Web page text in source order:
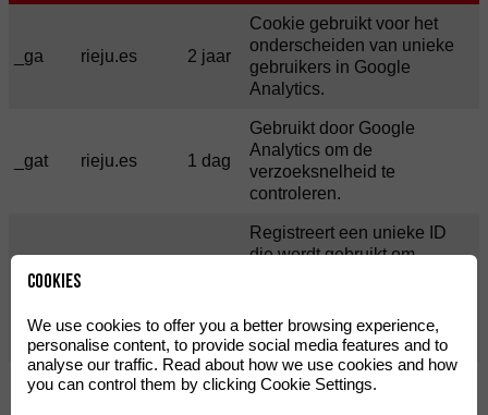
_ga rieju.es 2 jaar
Cookie gebruikt voor het
onderscheiden van unieke
gebruikers in Google
Analytics.
_gat rieju.es 1 dag
Gebruikt door Google
Analytics om de
verzoeksnelheid te
controleren.
_gid
Registreert een unieke ID
die wordt gebruikt om
bezoeker de website
gebruikt.
Verzamelt gegevens over de
Cookies
We use cookies to offer you a better browsing experience,
personalise content, to provide social media features and to
analyse our traffic. Read about how we use cookies and how
you can control them by clicking Cookie Settings.